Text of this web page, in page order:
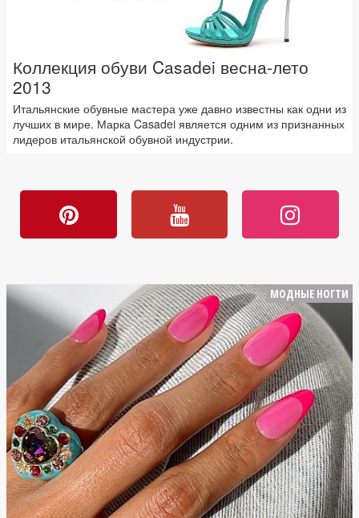
Коллекция обуви Casadei весна-лето
2013
Итальянские обувные мастера уже давно известны как одни из
лучших в мире. Марка Casadei является одним из признанных
лидеров итальянской обувной индустрии.
МОДНЫЕ НОГТИ